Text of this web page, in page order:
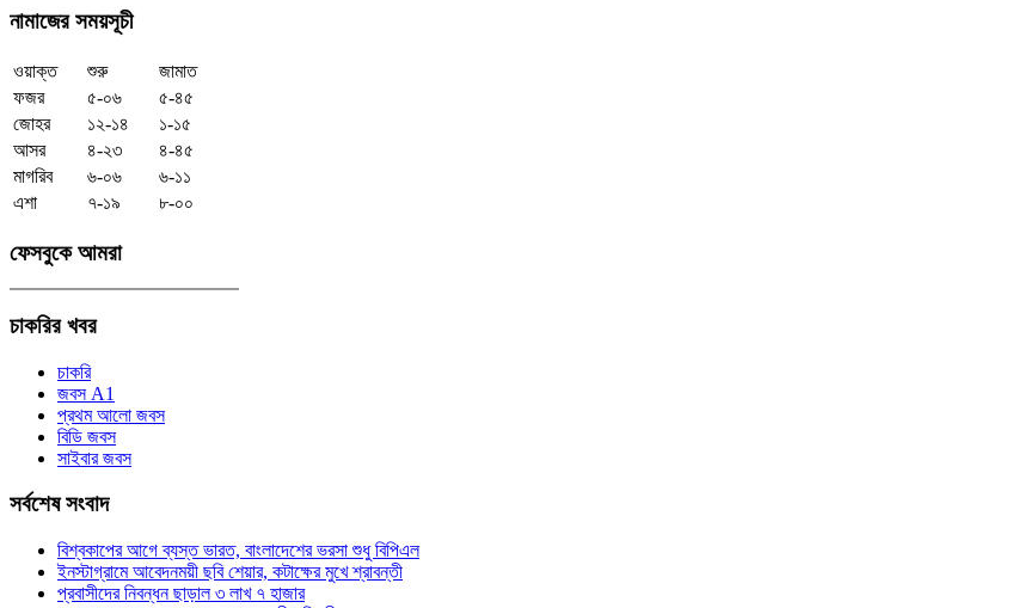
নামাজেরসময়সূচী
ওয়াক্ত শুরু
জামাত
ফজর
৫-০৬
৫-৪৫
জোহর
১২-১৪
১-১৫
আসর
৪-২৩
৪-৪৫
মাগরিব
৬-০৬
৬-১১
এশা
৭-১৯ ৮-০০
ফেসবুকেআমরা
চাকরিরখবর
চাকরি
জবস A1
প্রথম আলো জবস
বিডি জবস
সাইবার জবস
সর্বশেষসংবাদ
বিশ্বকাপের আগে ব্যস্ত ভারত, বাংলাদেশের ভরসা শুধু বিপিএল
ইনস্টাগ্রামে আবেদনময়ী ছবি শেয়ার, কটাক্ষের মুখে শ্রাবন্তী
প্রবাসীদের নিবন্ধন ছাড়াল ৩ লাখ ৭ হাজার